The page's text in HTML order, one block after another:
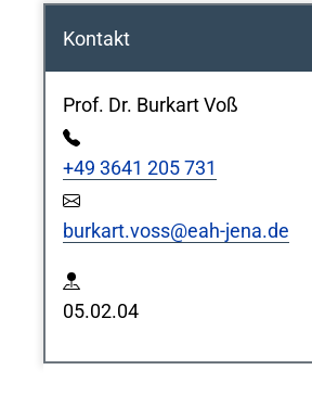
Kontakt
Prof. Dr. Burkart Voß
+49 3641 205 731
burkart.voss@eah-jena.de​
05.02.04